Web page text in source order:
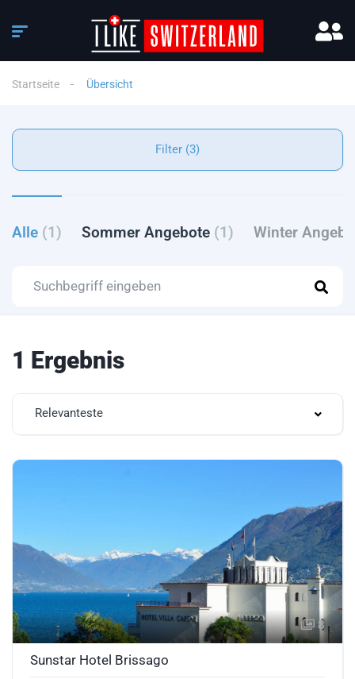
Startseite Übersicht
Filter (3)
Alle (1) Sommer Angebote (1) Winter
1 Ergebnis
Relevanteste
8
Sunstar Hotel Brissago